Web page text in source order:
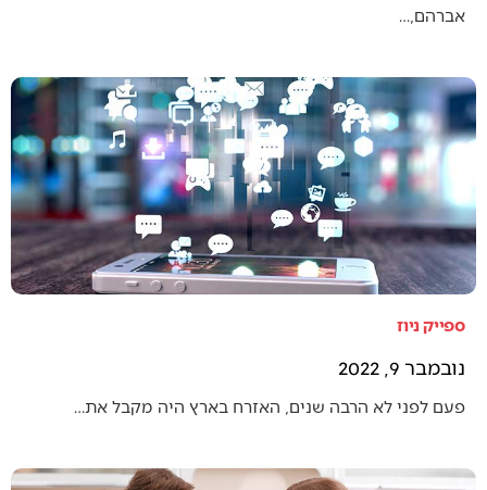
אברהם,…
ספייק ניוז
נובמבר 9, 2022
פעם לפני לא הרבה שנים, האזרח בארץ היה מקבל את…